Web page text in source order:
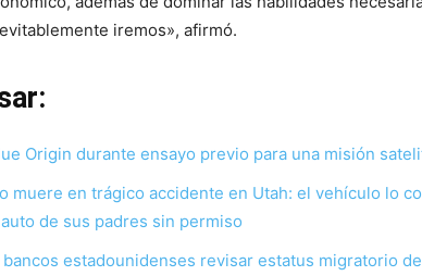
iremos», afirmó.
Origin durante ensayo previo para una misión
muere en trágico accidente en Utah: el vehículo lo
de sus padres sin permiso
estadounidenses revisar estatus migratorio